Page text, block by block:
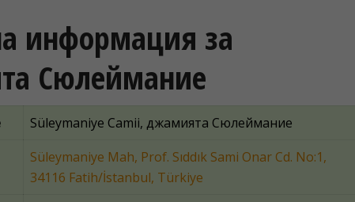
информация за
Сюлеймание
Süleymaniye Camii, джамията Сюлеймание
Süleymaniye Mah, Prof. Sıddık Sami Onar Cd. No:1,
34116 Fatih/İstanbul, Türkiye